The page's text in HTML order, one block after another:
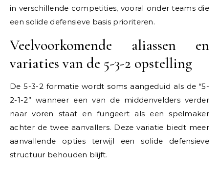
in verschillende competities, vooral onder teams die
een solide defensieve basis prioriteren.
Veelvoorkomende aliassen en
variaties van de 5-3-2 opstelling
De 5-3-2 formatie wordt soms aangeduid als de “5-
2-1-2” wanneer een van de middenvelders verder
naar voren staat en fungeert als een spelmaker
achter de twee aanvallers. Deze variatie biedt meer
aanvallende opties terwijl een solide defensieve
structuur behouden blijft.